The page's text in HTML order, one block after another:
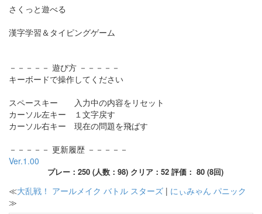
さくっと遊べる
漢字学習＆タイピングゲーム
－－－－－ 遊び方 －－－－－
キーボードで操作してください
スペースキー 入力中の内容をリセット
カーソル左キー １文字戻す
カーソル右キー 現在の問題を飛ばす
－－－－－ 更新履歴 －－－－－
Ver.1.00
プレー：250 (人数：98) クリア：52 評価： 80 (8回)
≪大乱戦！ アールメイク バトル スターズ | にぃみゃん パニック
≫